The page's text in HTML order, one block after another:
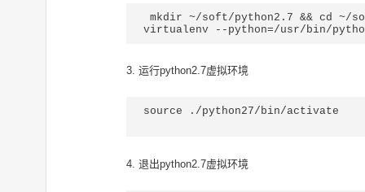
3. 运行python2.7虚拟环境
source ./python27/bin/activate
4. 退出python2.7虚拟环境